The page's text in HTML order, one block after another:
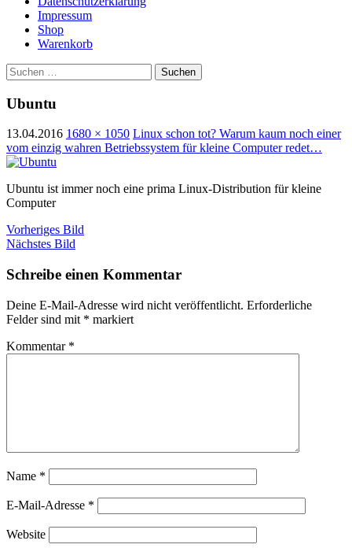
Impressum
Shop
Warenkorb
Suchen
nach:
Ubuntu
13.04.2016 1680 × 1050 Linux schon tot? Warum kaum noch einer
vom einzig wahren Betriebssystem für kleine Computer redet…
Ubuntu ist immer noch eine prima Linux-Distribution für kleine
Computer
Vorheriges Bild
Nächstes Bild
Schreibe einen Kommentar
Deine E-Mail-Adresse wird nicht veröffentlicht. Erforderliche
Felder sind mit * markiert
Kommentar *
Name *
E-Mail-Adresse *
Website